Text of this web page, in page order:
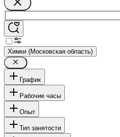
Химки (Московская область)
График
Рабочие часы
Опыт
Тип занятости